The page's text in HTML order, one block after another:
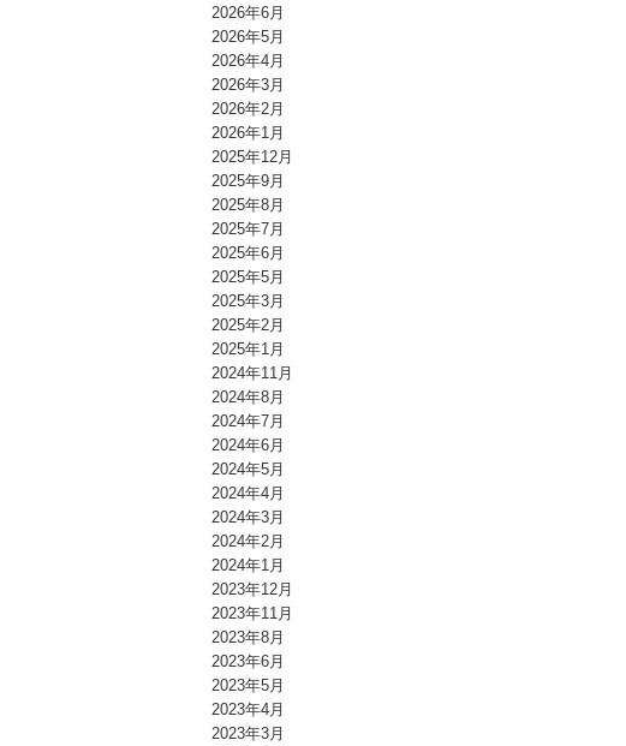
2026年6月
2026年5月
2026年4月
2026年3月
2026年2月
2026年1月
2025年12月
2025年9月
2025年8月
2025年7月
2025年6月
2025年5月
2025年3月
2025年2月
2025年1月
2024年11月
2024年8月
2024年7月
2024年6月
2024年5月
2024年4月
2024年3月
2024年2月
2024年1月
2023年12月
2023年11月
2023年8月
2023年6月
2023年5月
2023年4月
2023年3月